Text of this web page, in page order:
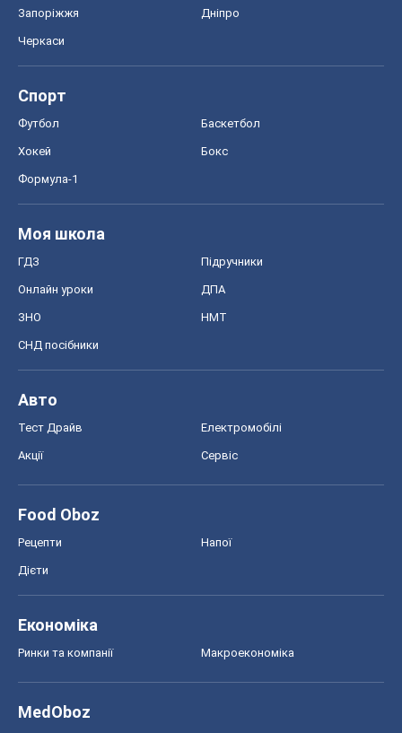
Запоріжжя Дніпро
Черкаси
Спорт
Футбол Баскетбол
Хокей Бокс
Формула-1
Моя школа
ГДЗ Підручники
Онлайн уроки ДПА
ЗНО НМТ
СНД посібники
Авто
Тест Драйв Електромобілі
Акції Сервіс
Food Oboz
Рецепти Напої
Дієти
Економіка
Ринки та компанії Макроекономіка
MedOboz